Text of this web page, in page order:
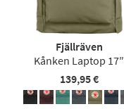
Fjällräven
Kånken Laptop 17″
139,95 €